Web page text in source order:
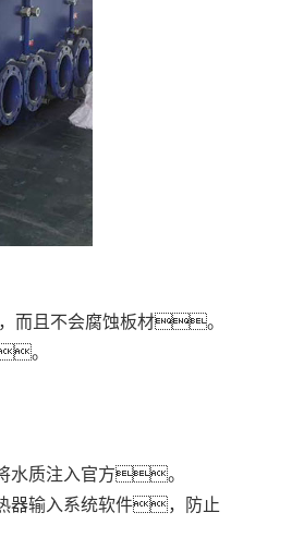
且不会腐蚀板材。
。
水质注入官方。
器输入系统软件，防止